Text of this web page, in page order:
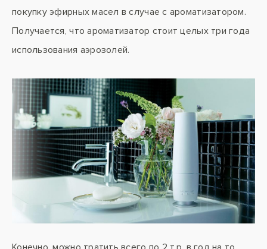
покупку эфирных масел в случае с ароматизатором.
Получается, что ароматизатор стоит целых три года
использования аэрозолей.